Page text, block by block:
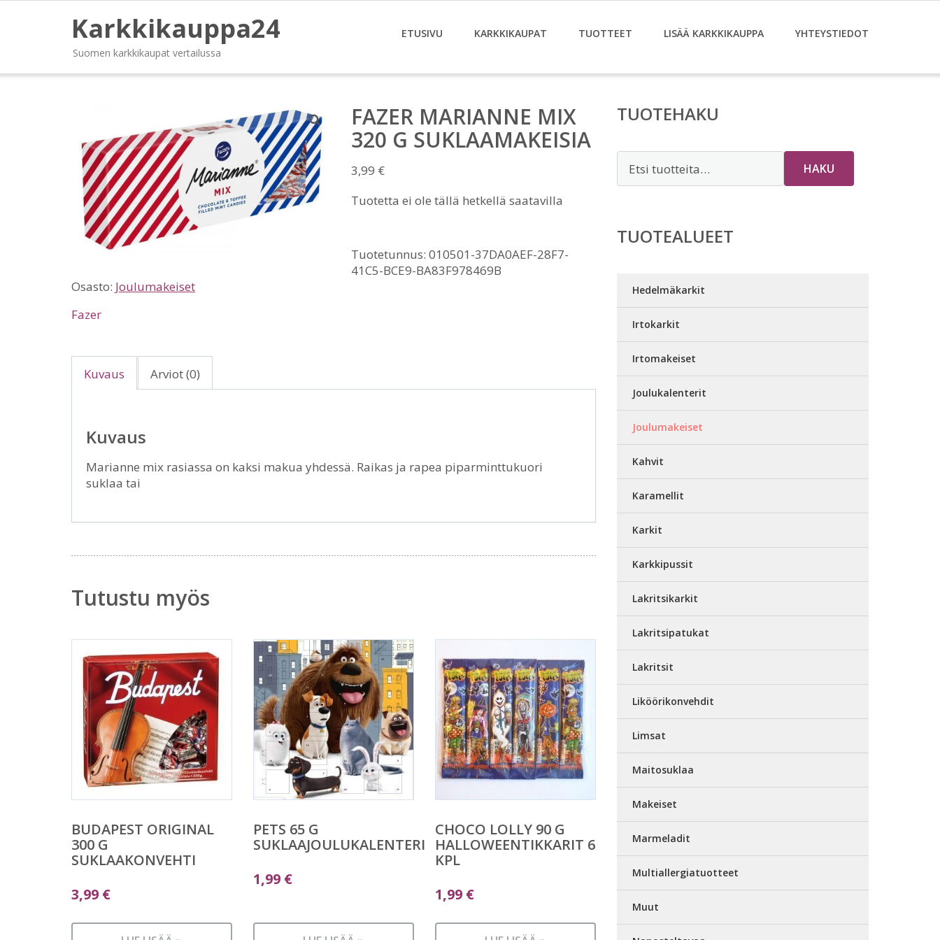
Karkkikauppa24
Suomen karkkikaupat vertailussa
ETUSIVU KARKKIKAUPAT TUOTTEET LISÄÄ KARKKIKAUPPA YHTEYSTIEDOT
FAZER MARIANNE MIX
320 G SUKLAAMAKEISIA
3,99 €
Tuotetta ei ole tällä hetkellä saatavilla
Tuotetunnus: 010501-37DA0AEF-28F7-
41C5-BCE9-BA83F978469B
Osasto: Joulumakeiset
Fazer
Kuvaus Arviot (0)
Kuvaus
Marianne mix rasiassa on kaksi makua yhdessä. Raikas ja rapea piparminttukuori
suklaa tai
Tutustu myös
BUDAPEST ORIGINAL
300 G
SUKLAAKONVEHTI
3,99 €
PETS 65 G
SUKLAAJOULUKALENTERI
1,99 €
CHOCO LOLLY 90 G
HALLOWEENTIKKARIT 6
KPL
1,99 €
TUOTEHAKU
HAKU
TUOTEALUEET
Hedelmäkarkit
Irtokarkit
Irtomakeiset
Joulukalenterit
Joulumakeiset
Kahvit
Karamellit
Karkit
Karkkipussit
Lakritsikarkit
Lakritsipatukat
Lakritsit
Liköörikonvehdit
Limsat
Maitosuklaa
Makeiset
Marmeladit
Multiallergiatuotteet
Muut